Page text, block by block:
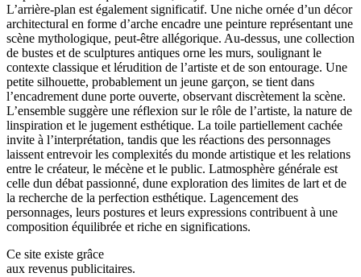
L’arrière-plan est également significatif. Une niche ornée d’un décor
architectural en forme d’arche encadre une peinture représentant une
scène mythologique, peut-être allégorique. Au-dessus, une collection
de bustes et de sculptures antiques orne les murs, soulignant le
contexte classique et lérudition de l’artiste et de son entourage. Une
petite silhouette, probablement un jeune garçon, se tient dans
l’encadrement dune porte ouverte, observant discrètement la scène.
L’ensemble suggère une réflexion sur le rôle de l’artiste, la nature de
linspiration et le jugement esthétique. La toile partiellement cachée
invite à l’interprétation, tandis que les réactions des personnages
laissent entrevoir les complexités du monde artistique et les relations
entre le créateur, le mécène et le public. Latmosphère générale est
celle dun débat passionné, dune exploration des limites de lart et de
la recherche de la perfection esthétique. Lagencement des
personnages, leurs postures et leurs expressions contribuent à une
composition équilibrée et riche en significations.
Ce site existe grâce
aux revenus publicitaires.